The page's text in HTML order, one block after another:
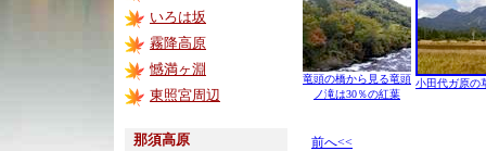
いろは坂
霧降高原
憾満ヶ淵
東照宮周辺
那須高原
竜頭の橋から見る竜頭
ノ滝は30％の紅葉
小田代ガ原の
前へ<<